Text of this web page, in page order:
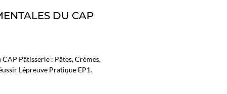
DU CAP
Pâtisserie : Pâtes, Crèmes,
L'épreuve Pratique EP1.